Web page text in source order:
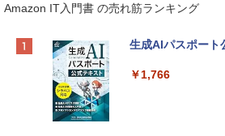
Apple 2026
e Intelligenceの
Xbox プリペイド
ンラインコード]
Amazon IT入門書 の売れ筋ランキング
生成AIパスポート
￥1,766